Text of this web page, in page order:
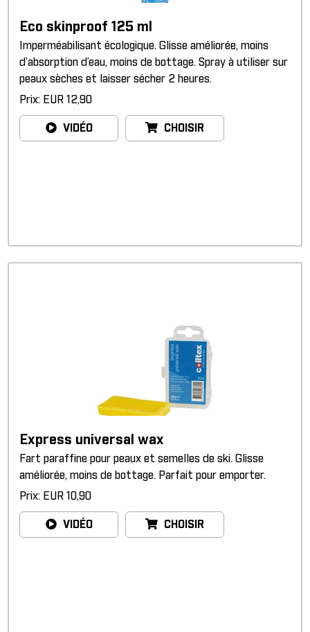
Eco skinproof 125 ml
Imperméabilisant écologique. Glisse améliorée, moins
d’absorption d’eau, moins de bottage. Spray à utiliser sur
peaux sèches et laisser sécher 2 heures.
Prix: EUR 12,90
VIDÉO CHOISIR
Express universal wax
Fart paraffine pour peaux et semelles de ski. Glisse
améliorée, moins de bottage. Parfait pour emporter.
Prix: EUR 10,90
VIDÉO CHOISIR